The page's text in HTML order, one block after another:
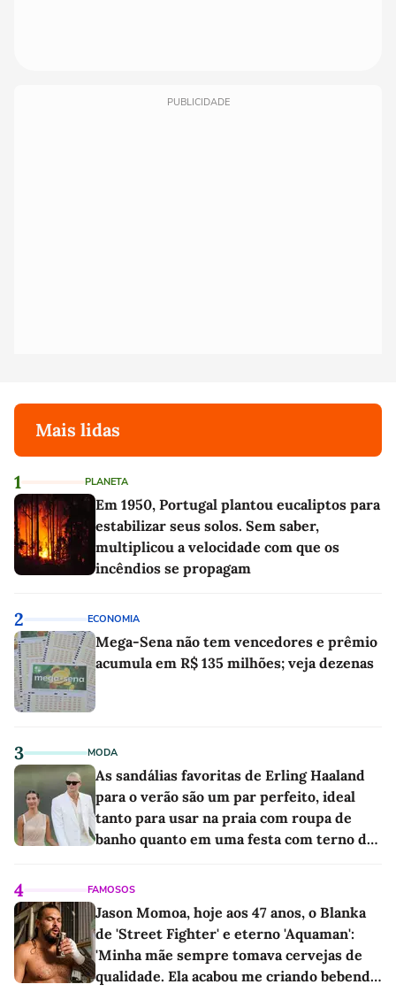
PUBLICIDADE
Mais lidas
1 PLANETA
Em 1950, Portugal plantou eucaliptos para
estabilizar seus solos. Sem saber,
multiplicou a velocidade com que os
incêndios se propagam
2 ECONOMIA
Mega-Sena não tem vencedores e prêmio
acumula em R$ 135 milhões; veja dezenas
3 MODA
As sandálias favoritas de Erling Haaland
para o verão são um par perfeito, ideal
tanto para usar na praia com roupa de
banho quanto em uma festa com terno de
4 FAMOSOS
Jason Momoa, hoje aos 47 anos, o Blanka
de 'Street Fighter' e eterno 'Aquaman':
'Minha mãe sempre tomava cervejas de
qualidade. Ela acabou me criando bebendo